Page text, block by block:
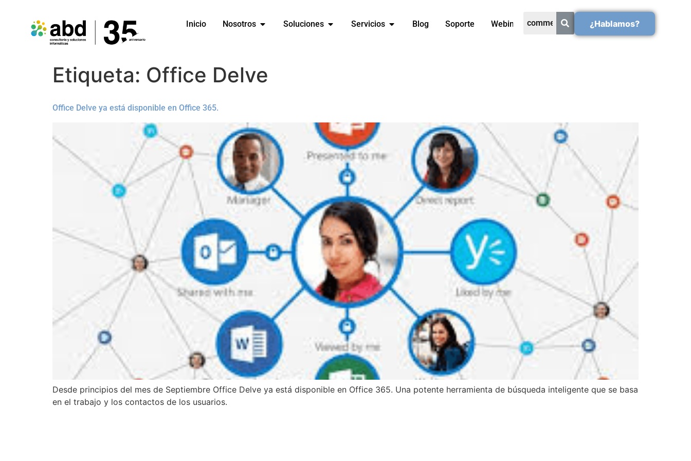
Inicio Nosotros Soluciones Servicios Blog Soporte Webinars ¿Hablamos?
Etiqueta: Office Delve
Office Delve ya está disponible en Office 365.
Desde principios del mes de Septiembre Office Delve ya está disponible en Office 365. Una potente herramienta de búsqueda inteligente que se basa
en el trabajo y los contactos de los usuarios.